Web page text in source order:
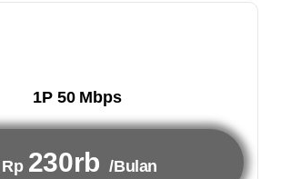
1P 50 Mbps
Rp 230rb /Bulan